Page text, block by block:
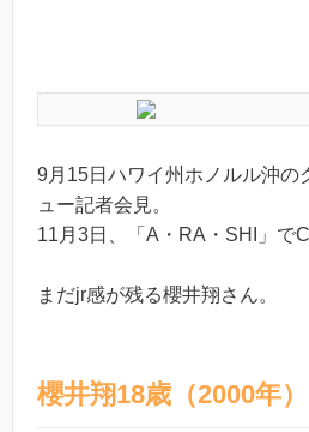
9月15日ハワイ州ホノルル沖の
ュー記者会見。
11月3日、「A・RA・SHI」で
まだjr感が残る櫻井翔さん。
櫻井翔18歳（2000年）